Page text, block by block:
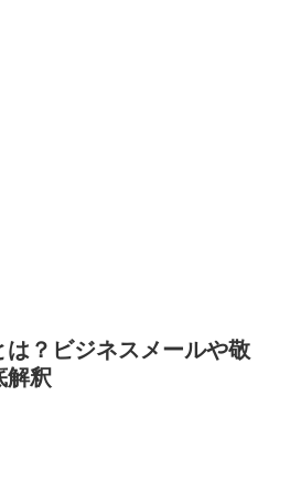
は？ビジネスメールや敬
解釈